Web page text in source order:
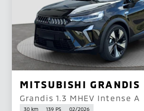
MITSUBISHI GRANDIS
Grandis 1.3 MHEV Intense A
30 km 139 PS
02/2026